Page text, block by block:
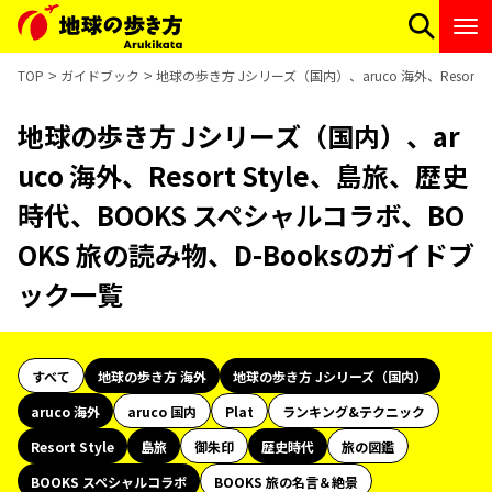
TOP ガイドブック 地球の歩き方 Jシリーズ（国内）、aruco 海外、Resort
地球の歩き方 Jシリーズ（国内）、ar
uco 海外、Resort Style、島旅、歴史
時代、BOOKS スペシャルコラボ、BO
OKS 旅の読み物、D-Booksのガイドブ
ック一覧
すべて 地球の歩き方 海外
地球の歩き方 Jシリーズ（国内）
aruco 海外
aruco 国内 Plat
ランキング&テクニック
Resort Style
島旅 御朱印 歴史時代
旅の図鑑
BOOKS スペシャルコラボ
BOOKS 旅の名言＆絶景